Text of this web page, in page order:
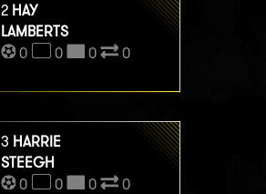
2 HAY
LAMBERTS
0
0 0 0
3 HARRIE
STEEGH
0
0 0 0